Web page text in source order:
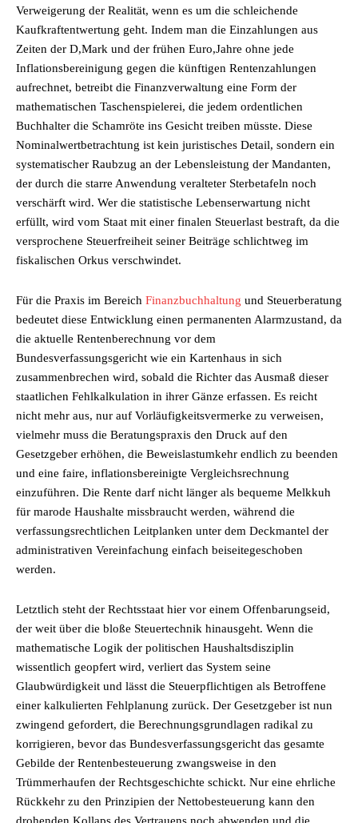
Verweigerung der Realität, wenn es um die schleichende
Kaufkraftentwertung geht. Indem man die Einzahlungen aus
Zeiten der D,Mark und der frühen Euro,Jahre ohne jede
Inflationsbereinigung gegen die künftigen Rentenzahlungen
aufrechnet, betreibt die Finanzverwaltung eine Form der
mathematischen Taschenspielerei, die jedem ordentlichen
Buchhalter die Schamröte ins Gesicht treiben müsste. Diese
Nominalwertbetrachtung ist kein juristisches Detail, sondern ein
systematischer Raubzug an der Lebensleistung der Mandanten,
der durch die starre Anwendung veralteter Sterbetafeln noch
verschärft wird. Wer die statistische Lebenserwartung nicht
erfüllt, wird vom Staat mit einer finalen Steuerlast bestraft, da die
versprochene Steuerfreiheit seiner Beiträge schlichtweg im
fiskalischen Orkus verschwindet.
Für die Praxis im Bereich Finanzbuchhaltung und Steuerberatung
bedeutet diese Entwicklung einen permanenten Alarmzustand, da
die aktuelle Rentenberechnung vor dem
Bundesverfassungsgericht wie ein Kartenhaus in sich
zusammenbrechen wird, sobald die Richter das Ausmaß dieser
staatlichen Fehlkalkulation in ihrer Gänze erfassen. Es reicht
nicht mehr aus, nur auf Vorläufigkeitsvermerke zu verweisen,
vielmehr muss die Beratungspraxis den Druck auf den
Gesetzgeber erhöhen, die Beweislastumkehr endlich zu beenden
und eine faire, inflationsbereinigte Vergleichsrechnung
einzuführen. Die Rente darf nicht länger als bequeme Melkkuh
für marode Haushalte missbraucht werden, während die
verfassungsrechtlichen Leitplanken unter dem Deckmantel der
administrativen Vereinfachung einfach beiseitegeschoben
werden.
Letztlich steht der Rechtsstaat hier vor einem Offenbarungseid,
der weit über die bloße Steuertechnik hinausgeht. Wenn die
mathematische Logik der politischen Haushaltsdisziplin
wissentlich geopfert wird, verliert das System seine
Glaubwürdigkeit und lässt die Steuerpflichtigen als Betroffene
einer kalkulierten Fehlplanung zurück. Der Gesetzgeber ist nun
zwingend gefordert, die Berechnungsgrundlagen radikal zu
korrigieren, bevor das Bundesverfassungsgericht das gesamte
Gebilde der Rentenbesteuerung zwangsweise in den
Trümmerhaufen der Rechtsgeschichte schickt. Nur eine ehrliche
Rückkehr zu den Prinzipien der Nettobesteuerung kann den